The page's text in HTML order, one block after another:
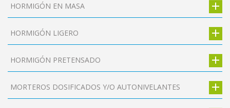
HORMIGÓN EN MASA
HORMIGÓN LIGERO
HORMIGÓN PRETENSADO
MORTEROS DOSIFICADOS Y/O AUTONIVELANTES